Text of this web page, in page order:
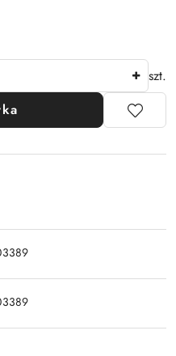
szt.